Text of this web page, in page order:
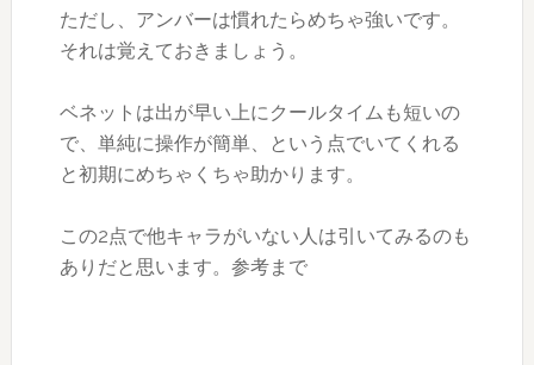
ただし、アンバーは慣れたらめちゃ強いです。
それは覚えておきましょう。
ベネットは出が早い上にクールタイムも短いの
で、単純に操作が簡単、という点でいてくれる
と初期にめちゃくちゃ助かります。
この2点で他キャラがいない人は引いてみるのも
ありだと思います。参考まで